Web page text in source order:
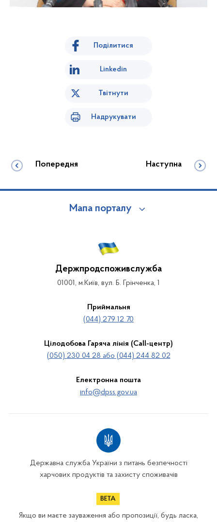
Поділитися
Linkedin
Твітнути
Надрукувати
Попередня Наступна
Мапа порталу
Держпродспоживслужба
01001, м.Київ, вул. Б. Грінченка, 1
Приймальня
(044) 279 12 70
Цілодобова Гаряча лінія (Call-центр)
(050) 230 04 28 або (044) 244 82 02
Електронна пошта
info@dpss.gov.ua
Державна служба України з питань безпечності
харчових продуктів та захисту споживачів
Якщо ви маєте зауваження або пропозиції, будь ласка,